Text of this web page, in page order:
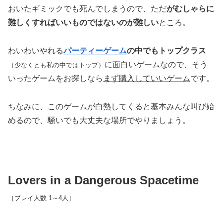
おいたギミックでも死んでしまうので、ただがむしゃらに
難しくすればいいものではないのが難しいところ。
わいわいやれるパーティーゲームの中でもトップクラス
（少なくとも私の中ではトップ） に面白いゲームなので、そう
いったゲームをお探しなら まず購入していいゲームです。
ちなみに、このゲームが白熱してくると基本みんな叫び始
めるので、騒いでも大丈夫な場所でやりましょう。
Lovers in a Dangerous Spacetime
［プレイ人数 1～4人］